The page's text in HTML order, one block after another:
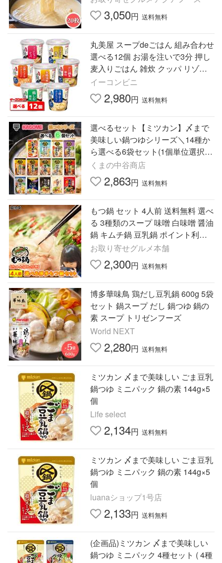
大豆製品 鍋物 湯葉巻
3,050円 送料無料
丸美屋 スープdeごはん 組み合わせ
選べる12個 お湯を注いで3分 押し
麦入りごはん 雑炊 クッパ リゾッ
ト
イーコンビニ
2,980円 送料無料
選べるセット【ミツカン】〆まで
美味しい鍋つゆシリーズ＼14種か
ら選べる6袋セット(1個単位選択)
／カゴメ 甘熟トマト鍋スープ(s49
3196101006)
くまの中谷商店
2,863円 送料無料
もつ鍋 セット 4人前 送料無料 選べ
る 3種類のスープ 味噌 白味噌 醤油
鍋 キムチ鍋 豆乳鍋 ポイント利用
お試し商品 サンプル 爆買
お取り寄せグルメ本舗
2,300円 送料無料
博多華味鳥 鶏だし豆乳鍋 600g 5袋
セット 鍋スープ だし 鍋つゆ 鍋の
素 スープ トリゼンフーズ
World NEXT
2,280円 送料無料
ミツカン 〆まで美味しい ごま豆乳
鍋つゆ ミニパック 鍋の素 144g×5
個
Life select
2,134円 送料無料
ミツカン 〆まで美味しい ごま豆乳
鍋つゆ ミニパック 鍋の素 144g×5
個
luanaショップ1号店
2,133円 送料無料
(企画品)ミツカン 〆まで美味しい
鍋つゆ ミニパック 4種セット ( 4種